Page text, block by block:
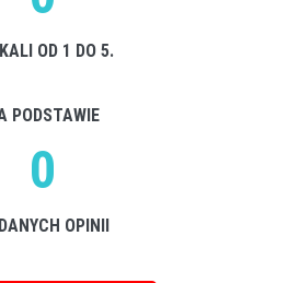
OD 1 DO 5.
PODSTAWIE
0
OPINII